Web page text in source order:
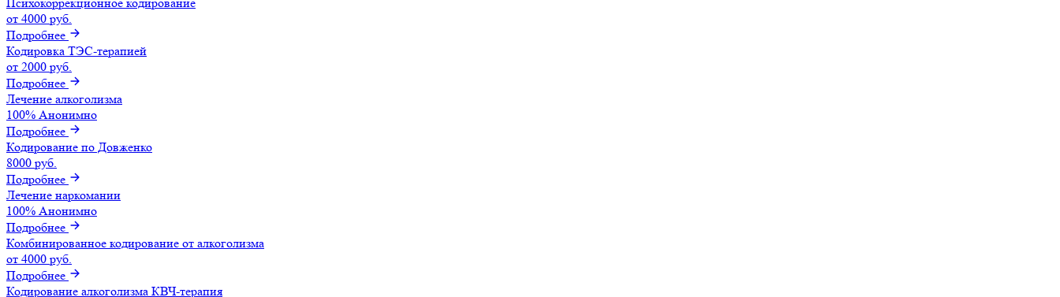
от 4000 руб.
Подробнее
Кодировка ТЭС-терапией
от 2000 руб.
Подробнее
Лечение алкоголизма
100% Анонимно
Подробнее
Кодирование по Довженко
8000 руб.
Подробнее
Лечение наркомании
100% Анонимно
Подробнее
Комбинированное кодирование от алкоголизма
от 4000 руб.
Подробнее
Кодирование алкоголизма КВЧ-терапия